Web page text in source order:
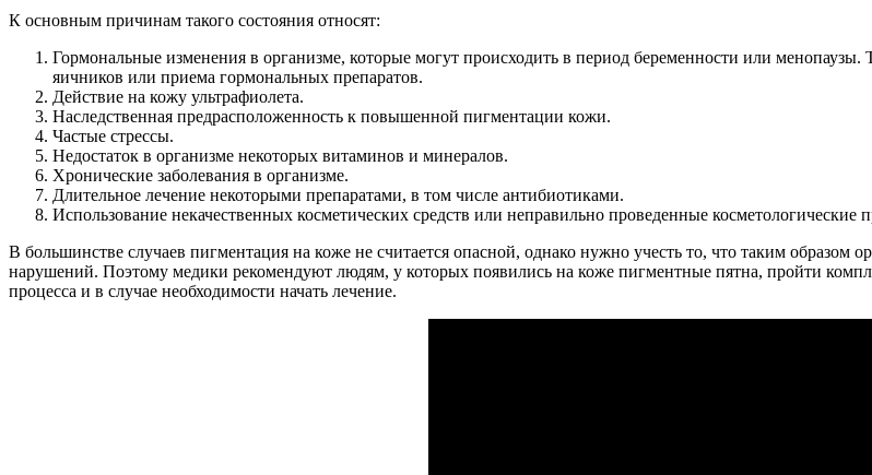
К основным причинам такого состояния относят:
Гормональные изменения в организме, которые могут происходить в период беременности или
яичников или приема гормональных препаратов.
Действие на кожу ультрафиолета.
Наследственная предрасположенность к повышенной пигментации кожи.
Частые стрессы.
Недостаток в организме некоторых витаминов и минералов.
Хронические заболевания в организме.
Длительное лечение некоторыми препаратами, в том числе антибиотиками.
Использование некачественных косметических средств или неправильно проведенные
В большинстве случаев пигментация на коже не считается опасной, однако нужно учесть то, что таким образом
нарушений. Поэтому медики рекомендуют людям, у которых появились на коже пигментные пятна, пройти
процесса и в случае необходимости начать лечение.